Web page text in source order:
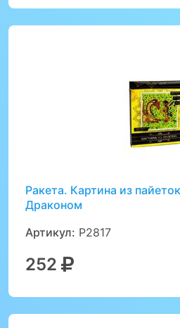
Ракета. Картина из
Драконом
Артикул: Р2817
252